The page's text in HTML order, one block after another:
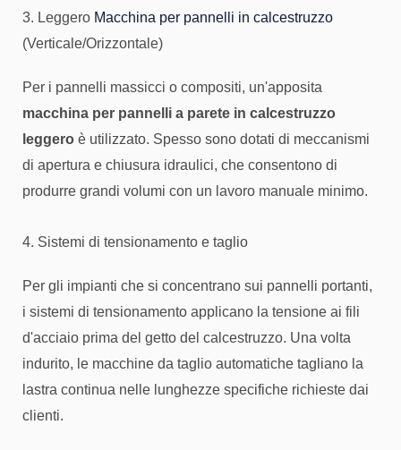
3. Leggero Macchina per pannelli in calcestruzzo
(Verticale/Orizzontale)
Per i pannelli massicci o compositi, un'apposita
macchina per pannelli a parete in calcestruzzo
leggero è utilizzato. Spesso sono dotati di meccanismi
di apertura e chiusura idraulici, che consentono di
produrre grandi volumi con un lavoro manuale minimo.
4. Sistemi di tensionamento e taglio
Per gli impianti che si concentrano sui pannelli portanti,
i sistemi di tensionamento applicano la tensione ai fili
d'acciaio prima del getto del calcestruzzo. Una volta
indurito, le macchine da taglio automatiche tagliano la
lastra continua nelle lunghezze specifiche richieste dai
clienti.